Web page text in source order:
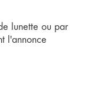
lunette ou par
l'annonce